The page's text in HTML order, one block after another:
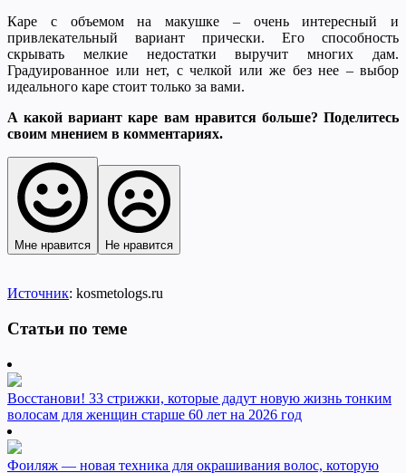
Каре с объемом на макушке – очень интересный и
привлекательный вариант прически. Его способность
скрывать мелкие недостатки выручит многих дам.
Градуированное или нет, с челкой или же без нее – выбор
идеального каре стоит только за вами.
А какой вариант каре вам нравится больше? Поделитесь
своим мнением в комментариях.
Мне нравится Не нравится
Источник: kosmetologs.ru
Статьи по теме
Восстанови! 33 стрижки, которые дадут новую жизнь тонким
волосам для женщин старше 60 лет на 2026 год
Фоиляж — новая техника для окрашивания волос, которую